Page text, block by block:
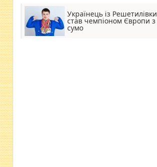
Українець із Решетилівки
став чемпіоном Європи з
сумо